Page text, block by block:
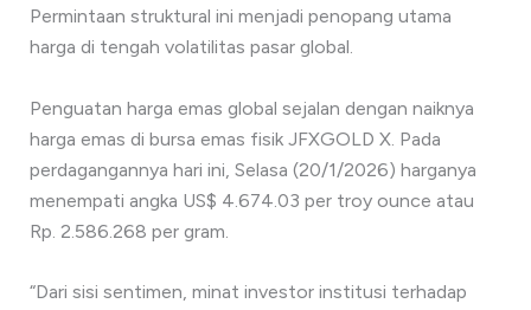
Permintaan struktural ini menjadi penopang utama
harga di tengah volatilitas pasar global.
Penguatan harga emas global sejalan dengan naiknya
harga emas di bursa emas fisik JFXGOLD X. Pada
perdagangannya hari ini, Selasa (20/1/2026) harganya
menempati angka US$ 4.674.03 per troy ounce atau
Rp. 2.586.268 per gram.
“Dari sisi sentimen, minat investor institusi terhadap